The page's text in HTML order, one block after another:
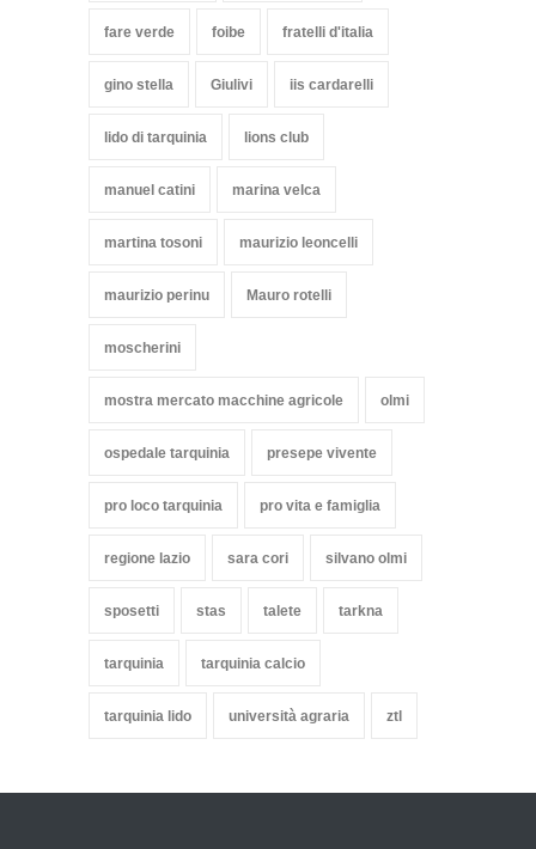
fare verde foibe fratelli d'italia
gino stella Giulivi iis cardarelli
lido di tarquinia lions club
manuel catini marina velca
martina tosoni maurizio leoncelli
maurizio perinu Mauro rotelli
moscherini
mostra mercato macchine agricole olmi
ospedale tarquinia presepe vivente
pro loco tarquinia pro vita e famiglia
regione lazio sara cori silvano olmi
sposetti stas talete tarkna
tarquinia tarquinia calcio
tarquinia lido università agraria ztl